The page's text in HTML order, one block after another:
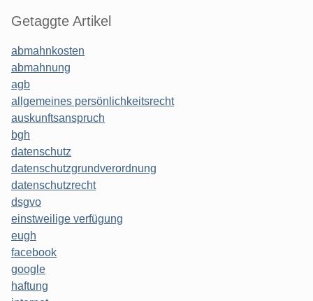
Getaggte Artikel
abmahnkosten
abmahnung
agb
allgemeines persönlichkeitsrecht
auskunftsanspruch
bgh
datenschutz
datenschutzgrundverordnung
datenschutzrecht
dsgvo
einstweilige verfügung
eugh
facebook
google
haftung